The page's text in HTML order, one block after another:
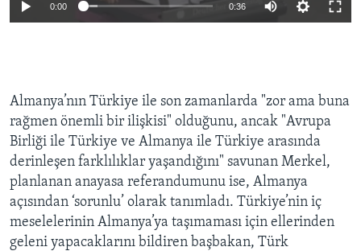
0:00 0:36
Almanya’nın Türkiye ile son zamanlarda "zor ama buna
rağmen önemli bir ilişkisi" olduğunu, ancak "Avrupa
Birliği ile Türkiye ve Almanya ile Türkiye arasında
derinleşen farklılıklar yaşandığını" savunan Merkel,
planlanan anayasa referandumunu ise, Almanya
açısından ‘sorunlu’ olarak tanımladı. Türkiye’nin iç
meselelerinin Almanya’ya taşımaması için ellerinden
geleni yapacaklarını bildiren başbakan, Türk